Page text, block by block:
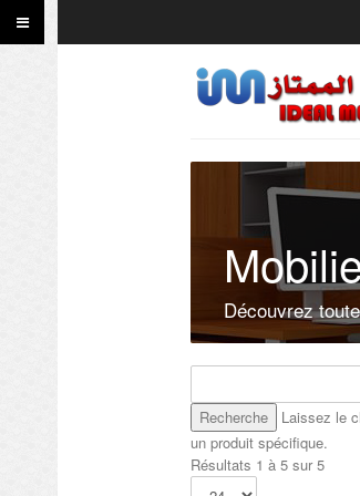
Découvrez
Laissez le
un produit spécifique.
Résultats 1 à 5 sur 5